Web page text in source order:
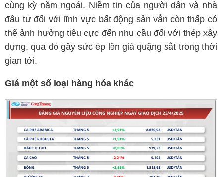
cùng kỳ năm ngoái. Niềm tin của người dân và nhà
đầu tư đối với lĩnh vực bất động sản vẫn còn thấp có
thể ảnh hưởng tiêu cực đến nhu cầu đối với thép xây
dựng, qua đó gây sức ép lên giá quặng sắt trong thời
gian tới.
Giá một số loại hàng hóa khác